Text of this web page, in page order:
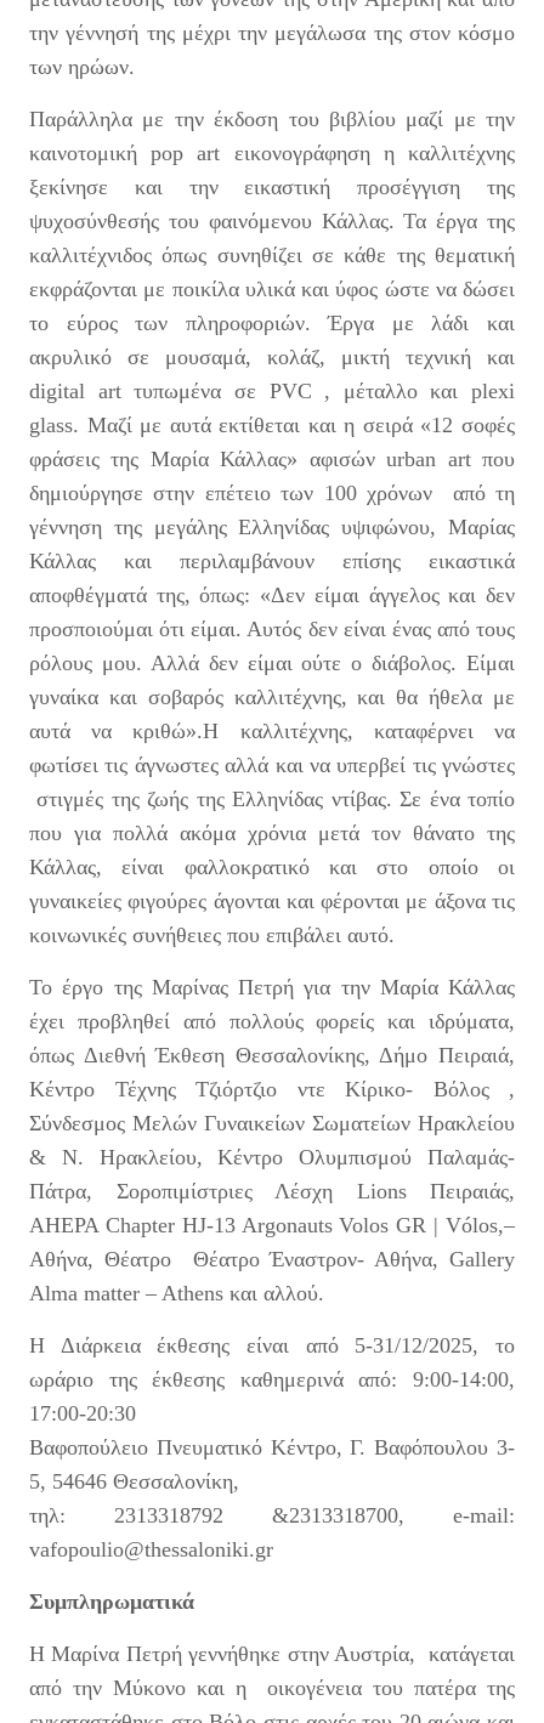
την γέννησή της μέχρι την μεγάλωσα της στον κόσμο
των ηρώων.
Παράλληλα με την έκδοση του βιβλίου μαζί με την
καινοτομική pop art εικονογράφηση η καλλιτέχνης
ξεκίνησε και την εικαστική προσέγγιση της
ψυχοσύνθεσής του φαινόμενου Κάλλας. Τα έργα της
καλλιτέχνιδος όπως συνηθίζει σε κάθε της θεματική
εκφράζονται με ποικίλα υλικά και ύφος ώστε να δώσει
το εύρος των πληροφοριών. Έργα με λάδι και
ακρυλικό σε μουσαμά, κολάζ, μικτή τεχνική και
digital art τυπωμένα σε PVC , μέταλλο και plexi
glass. Μαζί με αυτά εκτίθεται και η σειρά «12 σοφές
φράσεις της Μαρία Κάλλας» αφισών urban art που
δημιούργησε στην επέτειο των 100 χρόνων από τη
γέννηση της μεγάλης Ελληνίδας υψιφώνου, Μαρίας
Κάλλας και περιλαμβάνουν επίσης εικαστικά
αποφθέγματά της, όπως: «Δεν είμαι άγγελος και δεν
προσποιούμαι ότι είμαι. Αυτός δεν είναι ένας από τους
ρόλους μου. Αλλά δεν είμαι ούτε ο διάβολος. Είμαι
γυναίκα και σοβαρός καλλιτέχνης, και θα ήθελα με
αυτά να κριθώ».Η καλλιτέχνης, καταφέρνει να
φωτίσει τις άγνωστες αλλά και να υπερβεί τις γνώστες
στιγμές της ζωής της Ελληνίδας ντίβας. Σε ένα τοπίο
που για πολλά ακόμα χρόνια μετά τον θάνατο της
Κάλλας, είναι φαλλοκρατικό και στο οποίο οι
γυναικείες φιγούρες άγονται και φέρονται με άξονα τις
κοινωνικές συνήθειες που επιβάλει αυτό.
Το έργο της Μαρίνας Πετρή για την Μαρία Κάλλας
έχει προβληθεί από πολλούς φορείς και ιδρύματα,
όπως Διεθνή Έκθεση Θεσσαλονίκης, Δήμο Πειραιά,
Κέντρο Τέχνης Τζιόρτζιο ντε Κίρικο- Βόλος ,
Σύνδεσμος Μελών Γυναικείων Σωματείων Ηρακλείου
& Ν. Ηρακλείου, Κέντρο Ολυμπισμού Παλαμάς-
Πάτρα, Σοροπιμίστριες Λέσχη Lions Πειραιάς,
AHEPA Chapter HJ-13 Argonauts Volos GR | Vólos,–
Αθήνα, Θέατρο Θέατρο Έναστρον- Αθήνα, Gallery
Alma matter – Athens και αλλού.
Η Διάρκεια έκθεσης είναι από 5-31/12/2025, το
ωράριο της έκθεσης καθημερινά από: 9:00-14:00,
17:00-20:30
Βαφοπούλειο Πνευματικό Κέντρο, Γ. Βαφόπουλου 3-
5, 54646 Θεσσαλονίκη,
τηλ: 2313318792 &2313318700, e-mail:
vafopoulio@thessaloniki.gr
Συμπληρωματικά
Η Μαρίνα Πετρή γεννήθηκε στην Αυστρία, κατάγεται
από την Μύκονο και η οικογένεια του πατέρα της